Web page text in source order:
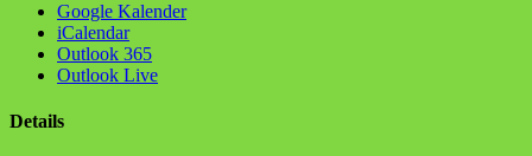
Google Kalender
iCalendar
Outlook 365
Outlook Live
Details